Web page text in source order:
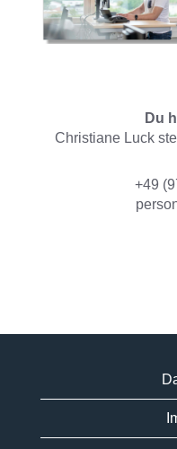
Du
Christiane Luck
+49